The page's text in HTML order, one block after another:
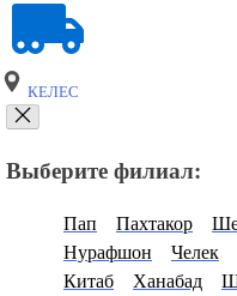
КЕЛЕС
Выберите филиал:
Пап Пахтакор
Нурафшон
Челек
Китаб
Ханабад